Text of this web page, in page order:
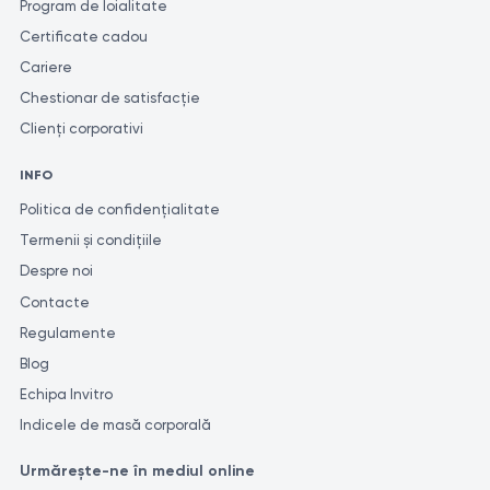
Program de loialitate
Certificate cadou
Cariere
Chestionar de satisfacție
Clienți corporativi
INFO
Politica de confidențialitate
Termenii și condițiile
Despre noi
Contacte
Regulamente
Blog
Echipa Invitro
Indicele de masă corporală
Urmărește-ne în mediul online